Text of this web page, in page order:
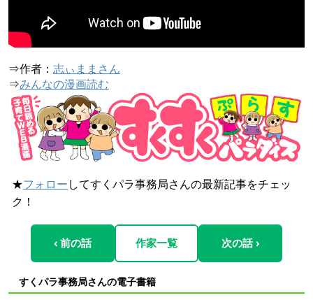
⇒作者： 志ぃままさん
⇒みんなの漫画読む
★フォロー してすくパラ事務局さんの最新記事をチェッ
ク！
‹ 前の話 作家一覧 次の話 ›
すくパラ事務局さんの電子書籍